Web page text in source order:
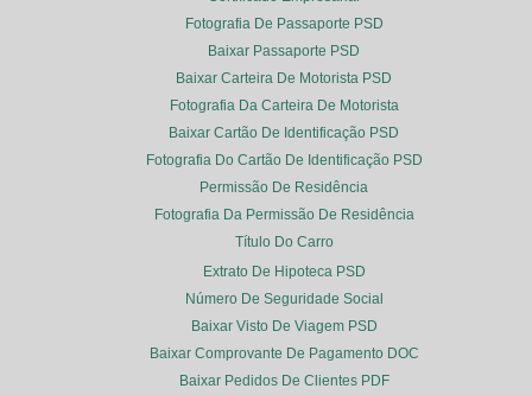
Fotografia De Passaporte PSD
Baixar Passaporte PSD
Baixar Carteira De Motorista PSD
Fotografia Da Carteira De Motorista
Baixar Cartão De Identificação PSD
Fotografia Do Cartão De Identificação PSD
Permissão De Residência
Fotografia Da Permissão De Residência
Título Do Carro
Extrato De Hipoteca PSD
Número De Seguridade Social
Baixar Visto De Viagem PSD
Baixar Comprovante De Pagamento DOC
Baixar Pedidos De Clientes PDF